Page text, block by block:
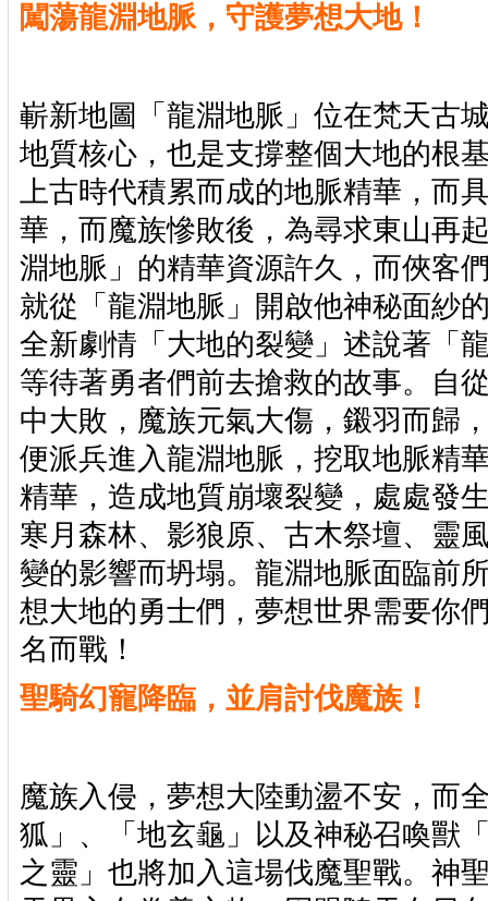
闖蕩龍淵地脈，守護夢想大地！
嶄新地圖「龍淵地脈」位在梵天古
地質核心，也是支撐整個大地的根
上古時代積累而成的地脈精華，而
華，而魔族慘敗後，為尋求東山再
淵地脈」的精華資源許久，而俠客
就從「龍淵地脈」開啟他神秘面紗
全新劇情「大地的裂變」述說著「
等待著勇者們前去搶救的故事。自
中大敗，魔族元氣大傷，鎩羽而歸
便派兵進入龍淵地脈，挖取地脈精
精華，造成地質崩壞裂變，處處發
寒月森林、影狼原、古木祭壇、靈
變的影響而坍塌。龍淵地脈面臨前
想大地的勇士們，夢想世界需要你
名而戰！
聖騎幻寵降臨，並肩討伐魔族！
魔族入侵，夢想大陸動盪不安，而
狐」、「地玄龜」以及神秘召喚獸
之靈」也將加入這場伐魔聖戰。神